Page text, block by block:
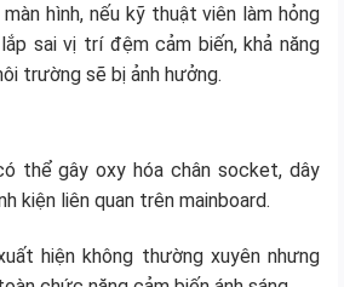
hình, nếu kỹ thuật viên làm hỏng
sai vị trí đệm cảm biến, khả năng
trường sẽ bị ảnh hưởng.
thể gây oxy hóa chân socket, dây
kiện liên quan trên mainboard.
hiện không thường xuyên nhưng